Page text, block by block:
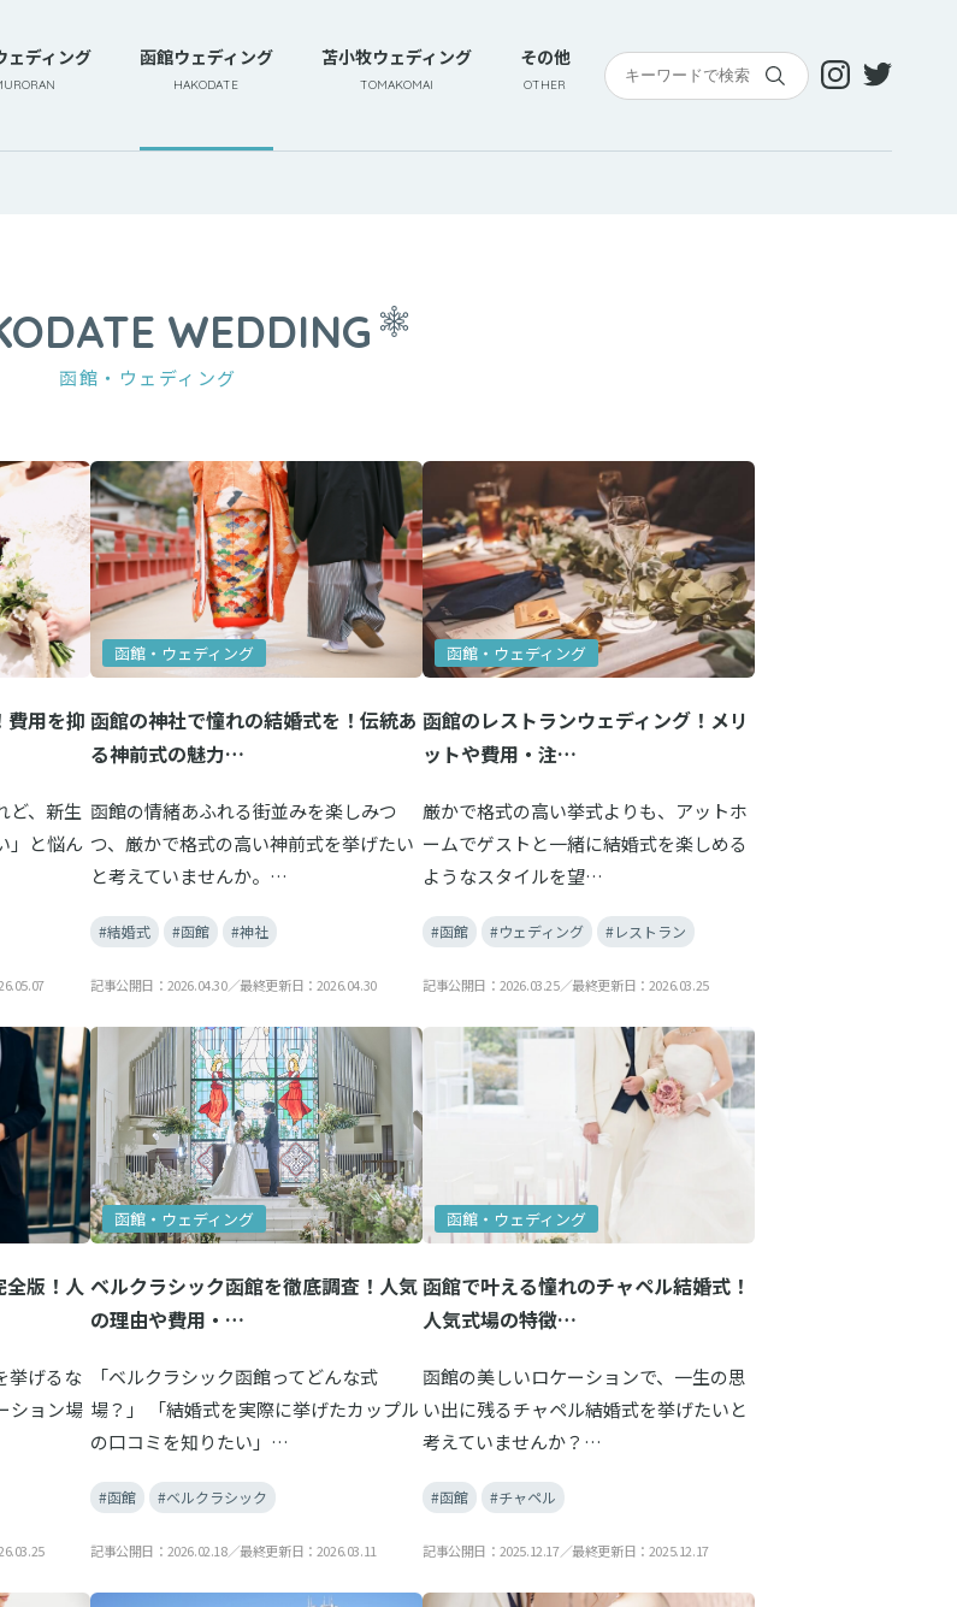
ェディング 函館ウェディング
HAKODATE
苫小牧ウェディング
TOMAKOMAI
その他
OTHER
WEDDING
函館・ウェディング
費用を抑
ど、新生
」と悩ん
函館・ウェディング
函館の神社で憧れの結婚式を！伝統あ
る神前式の魅力…
函館の情緒あふれる街並みを楽しみつ
つ、厳かで格式の高い神前式を挙げたい
と考えていませんか。…
#結婚式 #函館 #神社
記事公開日：2026.04.30／最終更新日：2026.04.30
函館・ウェディング
函館のレストランウェディング！メリ
ットや費用・注…
厳かで格式の高い挙式よりも、アットホ
ームでゲストと一緒に結婚式を楽しめる
ようなスタイルを望…
#函館 #ウェディング #レストラン
記事公開日：2026.03.25／最終更新日：2026.03.25
全版！人
挙げるな
ション場
函館・ウェディング
ベルクラシック函館を徹底調査！人気
の理由や費用・…
「ベルクラシック函館ってどんな式
場？」 「結婚式を実際に挙げたカップル
の口コミを知りたい」…
#函館 #ベルクラシック
記事公開日：2026.02.18／最終更新日：2026.03.11
函館・ウェディング
函館で叶える憧れのチャペル結婚式！
人気式場の特徴…
函館の美しいロケーションで、一生の思
い出に残るチャペル結婚式を挙げたいと
考えていませんか？…
#函館 #チャペル
記事公開日：2025.12.17／最終更新日：2025.12.17